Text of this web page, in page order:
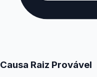
Causa Raiz Provável